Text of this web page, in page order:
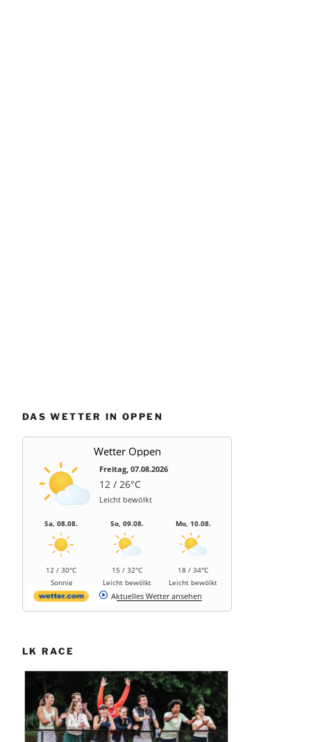
DAS WETTER IN OPPEN
Wetter Oppen
Freitag, 07.08.2026
12 / 26°C
Leicht bewölkt
Sa, 08.08.
12 / 30°C
Sonnig
So, 09.08.
15 / 32°C
Leicht bewölkt
Mo, 10.08.
18 / 34°C
Leicht bewölkt
Aktuelles Wetter ansehen
LK RACE